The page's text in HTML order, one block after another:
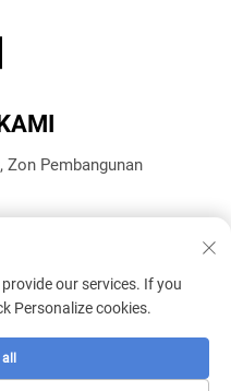
Zon Pembangunan
our services. If you
Personalize cookies.